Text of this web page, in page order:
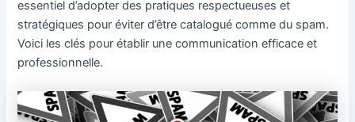
essentiel d’adopter des pratiques respectueuses et
stratégiques pour éviter d’être catalogué comme du spam.
Voici les clés pour établir une communication efficace et
professionnelle.